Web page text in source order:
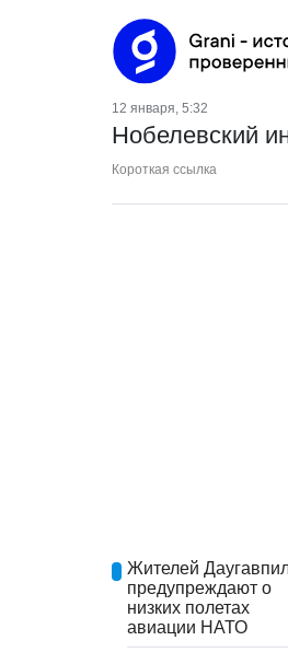
12 января, 5:32
Нобелевский
Короткая ссылка
Жителей
предупреждают о
низких полетах
авиации НАТО